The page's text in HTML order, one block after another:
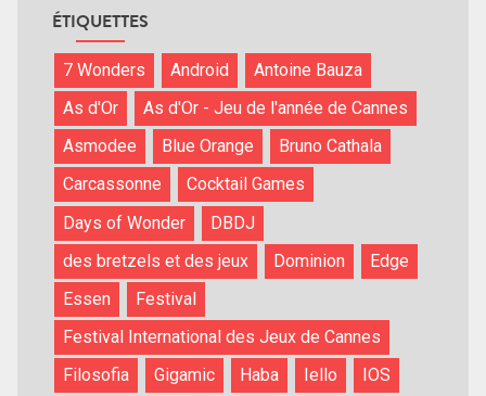
ÉTIQUETTES
7 Wonders Android
Antoine Bauza
As d'Or
As d'Or - Jeu de l'année de Cannes
Asmodee
Blue Orange
Bruno Cathala
Carcassonne
Cocktail Games
Days of Wonder
DBDJ
des bretzels et des jeux
Dominion
Edge
Essen
Festival
Festival International des Jeux de Cannes
Filosofia
Gigamic Haba Iello
IOS